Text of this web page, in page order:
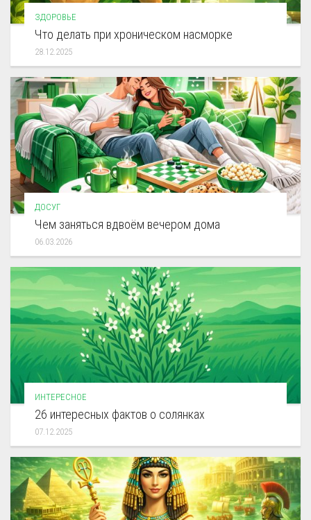
ЗДОРОВЬЕ
Что делать при хроническом насморке
28.12.2025
ДОСУГ
Чем заняться вдвоём вечером дома
06.03.2026
ИНТЕРЕСНОЕ
26 интересных фактов о солянках
07.12.2025